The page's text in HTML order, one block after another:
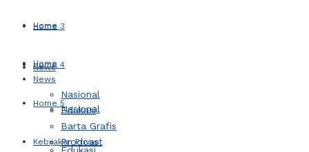
Home 3
Home 4
Home 5
Kebijakan Privasi
Home
News
Nasional
Home
News
Nasional
Edukasi
Barta Grafis
Prodcast